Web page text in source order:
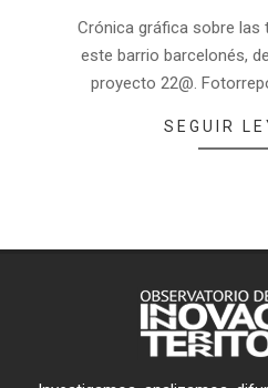
01-
29
Crónica gráfica sobre
este barrio barcelonés,
proyecto 22@.
SEGUIR